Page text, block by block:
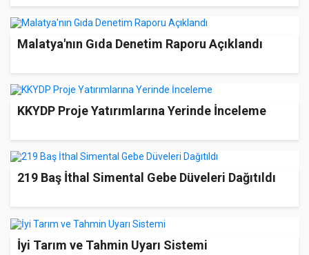
Malatya'nın Gıda Denetim Raporu Açıklandı
KKYDP Proje Yatırımlarına Yerinde İnceleme
219 Baş İthal Simental Gebe Düveleri Dağıtıldı
İyi Tarım ve Tahmin Uyarı Sistemi